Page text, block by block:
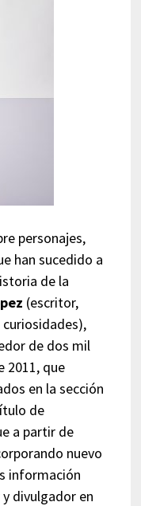
personajes,
han sucedido a
de la
(escritor,
de dos mil
2011, que
en la sección
de
a partir de
nuevo
información
divulgador en